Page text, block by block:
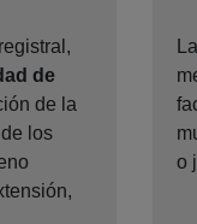
de
de la
los
o